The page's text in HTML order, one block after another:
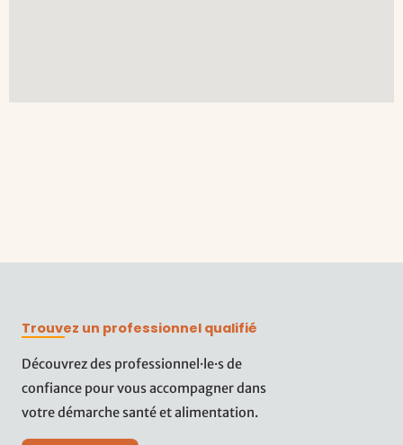
Trouvez un professionnel qualifié
Découvrez des professionnel·le·s de
confiance pour vous accompagner dans
votre démarche santé et alimentation.